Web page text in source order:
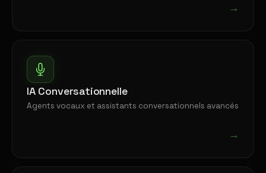
→
IA Conversationnelle
Agents vocaux et assistants conversationnels avancés
→